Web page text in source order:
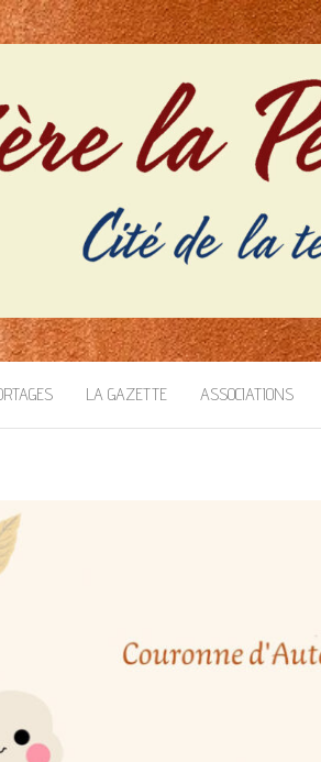
PETITE
LA GAZETTE ASSOCIATIONS